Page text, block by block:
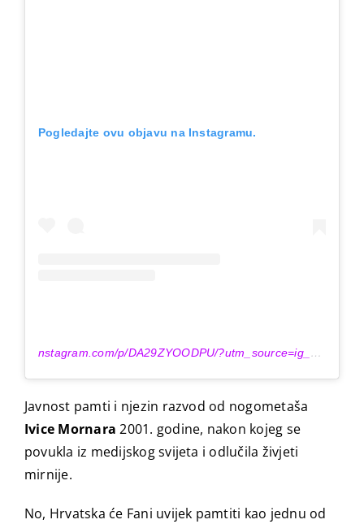
Pogledajte ovu objavu na Instagramu.
nstagram.com/p/DA29ZYOODPU/?utm_source=ig_embed&utm_campaign=loading” target=”_blank” rel=”noopener”>Objavu dijeli Fani Čapalija (@fanicapalija_official)
Javnost pamti i njezin razvod od nogometaša
Ivice Mornara 2001. godine, nakon kojeg se
povukla iz medijskog svijeta i odlučila živjeti
mirnije.
No, Hrvatska će Fani uvijek pamtiti kao jednu od